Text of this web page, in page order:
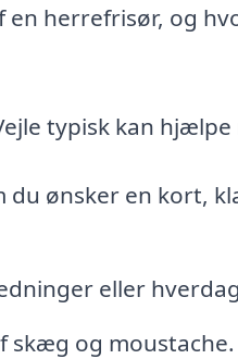
herrefrisør, og
typisk kan hjælpe
ønsker en kort,
eller
skæg og moustache.